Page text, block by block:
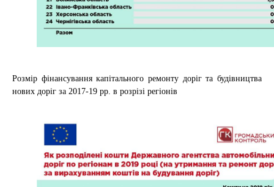
Розмір фінансування капітального ремонту доріг та будівництва
нових доріг за 2017-19 рр. в розрізі регіонів